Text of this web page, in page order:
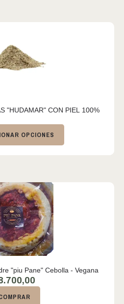
"HUDAMAR" CON PIEL 100%
OPCIONES
"piu Pane" Cebolla - Vegana